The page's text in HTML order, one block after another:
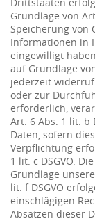
Grundlage von
Speicherung von
Informationen in
eingewilligt
auf Grundlage
jederzeit
oder zur
erforderlich,
Art. 6 Abs. 1 lit. b
Daten, sofern
Verpflichtung
1 lit. c DSGVO.
Grundlage
lit. f DSGVO
einschlägigen
Absätzen dieser